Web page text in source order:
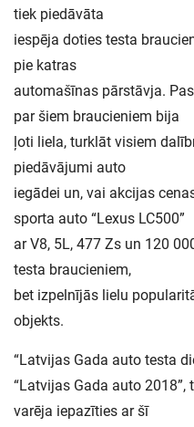
tiek piedāvāta
iespēja doties testa
pie katras
automašīnas pārstāvja.
par šiem braucieniem bija
ļoti liela, turklāt visiem
piedāvājumi auto
iegādei un, vai akcijas
sporta auto “Lexus LC500”
ar V8, 5L, 477 Zs un 120
testa braucieniem,
bet izpelnījās lielu
objekts.
“Latvijas Gada auto testa
“Latvijas Gada auto
varēja iepazīties ar šī